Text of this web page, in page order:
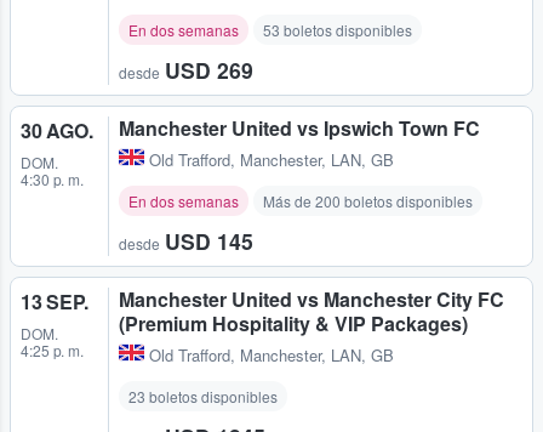
En dos semanas 53 boletos disponibles
desde USD 269
30 AGO.
DOM.
4:30 p. m.
Manchester United vs Ipswich Town FC
Old Trafford, Manchester, LAN, GB
En dos semanas Más de 200 boletos disponibles
desde USD 145
13 SEP.
DOM.
4:25 p. m.
Manchester United vs Manchester City FC
(Premium Hospitality & VIP Packages)
Old Trafford, Manchester, LAN, GB
23 boletos disponibles